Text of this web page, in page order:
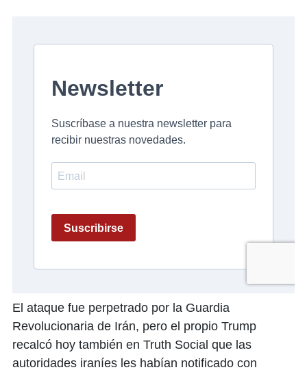
El ataque fue perpetrado por la Guardia
Revolucionaria de Irán, pero el propio Trump
recalcó hoy también en Truth Social que las
autoridades iraníes les habían notificado con